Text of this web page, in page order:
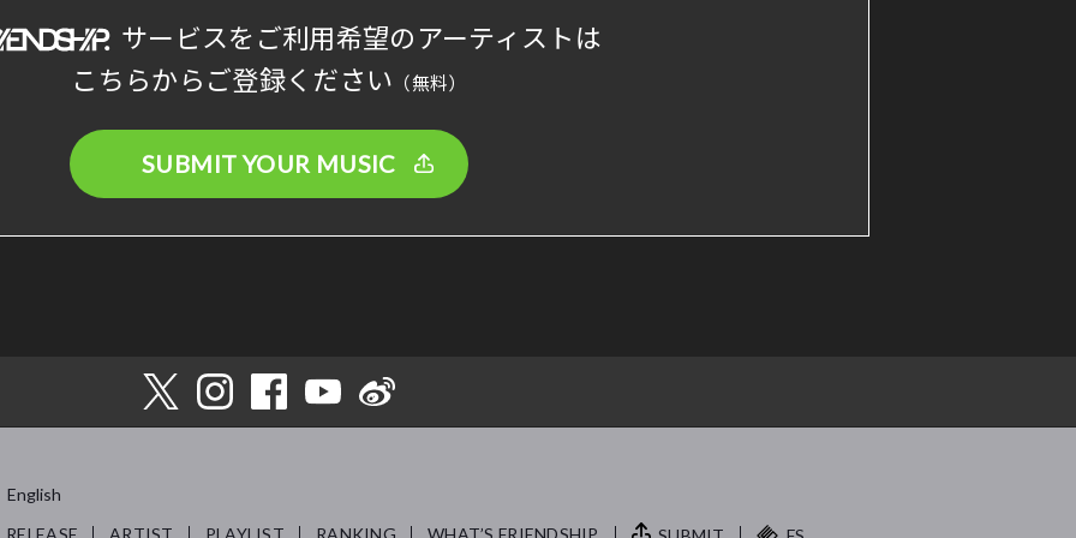
サービスをご利用希望のアーティストは
こちらからご登録ください （無料）
SUBMIT YOUR MUSIC
English
RELEASE ARTIST PLAYLIST RANKING WHAT’S FRIENDSHIP.